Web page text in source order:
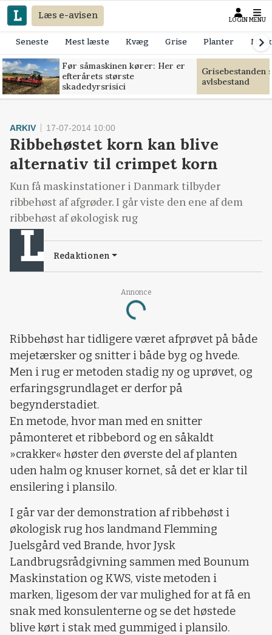
Læs e-avisen LOGIN MENU
Seneste Mest læste Kvæg Grise Planter
Før såmaskinen kører: Her er
efterårets største
skadedyrsrisici
Grisebestanden
avlsbestand
Annonce
Loading...
ARKIV 17-07-2014 10:00
Ribbehøstet korn kan blive
alternativ til crimpet korn
Kun få maskinstationer i Danmark tilbyder
ribbehøst af afgrøder. I går viste den ene af dem
ribbehøst af økologisk rug
Redaktionen
Ribbehøst har tidligere været afprøvet på både
mejetærsker og snitter i både byg og hvede.
Men i rug er metoden stadig ny og uprøvet, og
erfaringsgrundlaget er derfor på
begynderstadiet.
En metode, hvor man med en snitter
påmonteret et ribbebord og en såkaldt
»crakker« høster den øverste del af planten
uden halm og knuser kornet, så det er klar til
ensilering i plansilo.
I går var der demonstration af ribbehøst i
økologisk rug hos landmand Flemming
Juelsgård ved Brande, hvor Jysk
Landbrugsrådgivning sammen med Bounum
Maskinstation og KWS, viste metoden i
marken, ligesom der var mulighed for at få en
snak med konsulenterne og se det høstede
blive kørt i stak med gummiged i plansilo.